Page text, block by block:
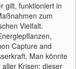
gilt, funktioniert in
zum
Vielfalt.
Capture and
Man könnte
Krisen; dieser